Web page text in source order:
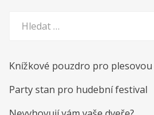
Knížkové pouzdro pro
Party stan pro hudební festival